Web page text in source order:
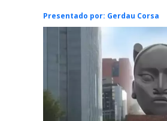
Presentado por: Gerdau Corsa